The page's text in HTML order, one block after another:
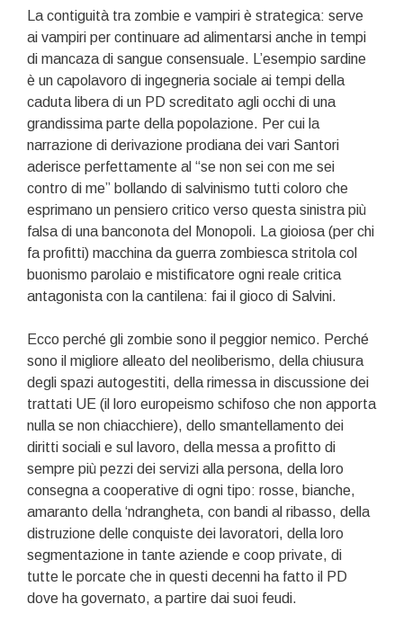
La contiguità tra zombie e vampiri è strategica: serve
ai vampiri per continuare ad alimentarsi anche in tempi
di mancaza di sangue consensuale. L’esempio sardine
è un capolavoro di ingegneria sociale ai tempi della
caduta libera di un PD screditato agli occhi di una
grandissima parte della popolazione. Per cui la
narrazione di derivazione prodiana dei vari Santori
aderisce perfettamente al “se non sei con me sei
contro di me” bollando di salvinismo tutti coloro che
esprimano un pensiero critico verso questa sinistra più
falsa di una banconota del Monopoli. La gioiosa (per chi
fa profitti) macchina da guerra zombiesca stritola col
buonismo parolaio e mistificatore ogni reale critica
antagonista con la cantilena: fai il gioco di Salvini.
Ecco perché gli zombie sono il peggior nemico. Perché
sono il migliore alleato del neoliberismo, della chiusura
degli spazi autogestiti, della rimessa in discussione dei
trattati UE (il loro europeismo schifoso che non apporta
nulla se non chiacchiere), dello smantellamento dei
diritti sociali e sul lavoro, della messa a profitto di
sempre più pezzi dei servizi alla persona, della loro
consegna a cooperative di ogni tipo: rosse, bianche,
amaranto della ‘ndrangheta, con bandi al ribasso, della
distruzione delle conquiste dei lavoratori, della loro
segmentazione in tante aziende e coop private, di
tutte le porcate che in questi decenni ha fatto il PD
dove ha governato, a partire dai suoi feudi.